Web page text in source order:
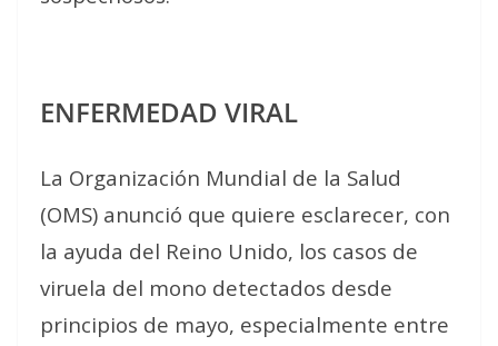
ENFERMEDAD VIRAL
La Organización Mundial de la Salud
(OMS) anunció que quiere esclarecer, con
la ayuda del Reino Unido, los casos de
viruela del mono detectados desde
principios de mayo, especialmente entre